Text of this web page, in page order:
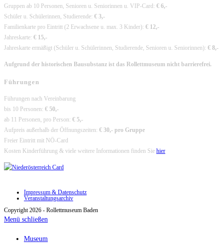
Gruppen ab 10 Personen, Senioren u. Seniorinnen u. VIP-Card: € 6,-
Schüler u. Schülerinnen, Studierende: € 3,-
Familienkarte pro Eintritt (2 Erwachsene u. max. 3 Kinder): € 12,-
Jahreskarte: € 15,-
Jahreskarte ermäßigt (Schüler u. Schülerinnen, Studierende, Senioren u. Seniorinnen): € 8,-
Aufgrund der historischen Bausubstanz ist das Rollettmuseum nicht barrierefrei.
Führungen
Führungen nach Vereinbarung
bis 10 Personen: € 50,-
ab 11 Personen, pro Person: € 5,-
Aufpreis außerhalb der Öffnungszeiten: € 30,- pro Gruppe
Freier Eintritt mit NÖ-Card
Kosten Kinderführung & viele weitere Informationen finden Sie hier
Impressum & Datenschutz
Veranstaltungsarchiv
Copyright 2026 - Rollettmuseum Baden
Menü schließen
Museum